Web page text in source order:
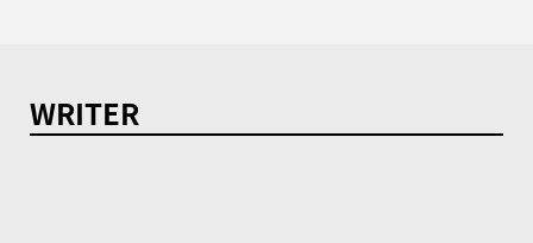
WRITER